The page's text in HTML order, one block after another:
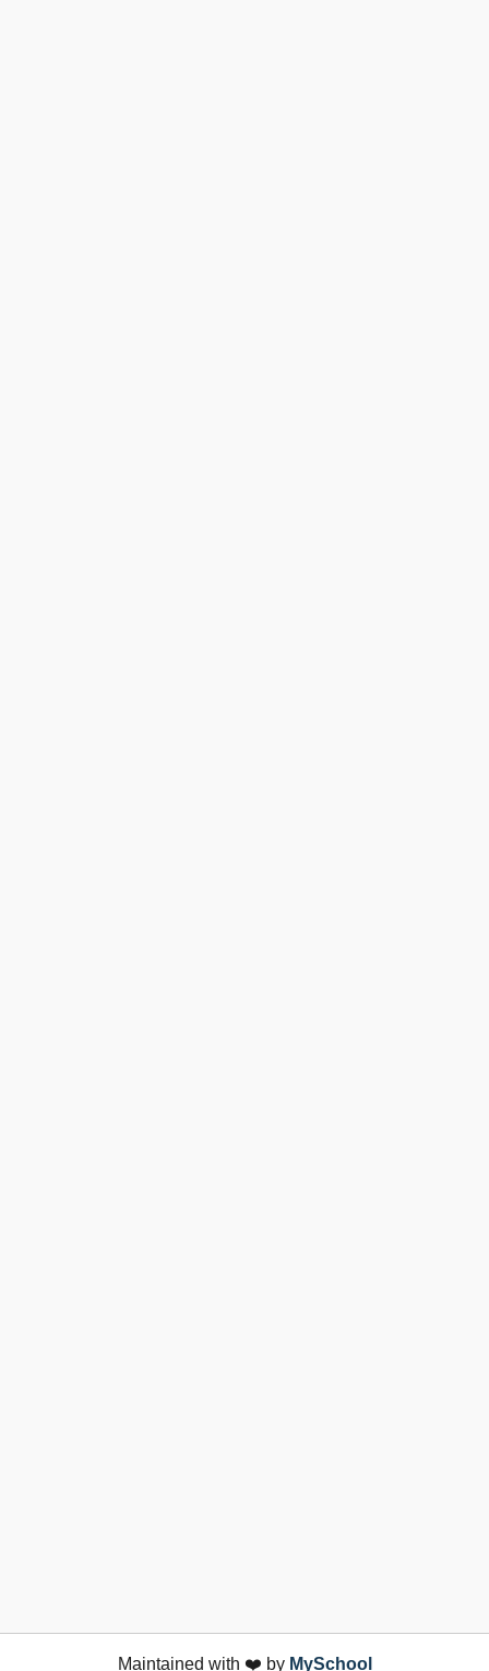
Maintained with ❤️ by MySchool